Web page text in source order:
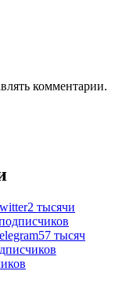
комментарии.
2 тысячи
57 тысяч